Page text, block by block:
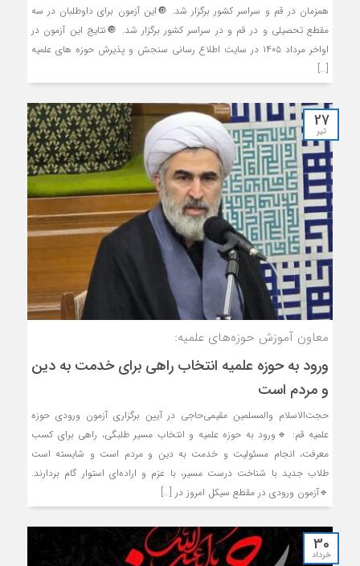
همزمان در قم و سراسر کشور برگزار شد. 🔘این آزمون برای داوطلبان در سه
مقطع تحصیلی و در قم و در سراسر کشور برگزار شد. 🔘نتایج این آزمون در
اواخر مرداد ۱۴۰۵ در سایت اطلاع رسانی سنجش و پذیرش حوزه های علمیه
[…]
27
تیر
معاون آموزش حوزه‌های علمیه:
ورود به حوزه علمیه انتخاب راهی برای خدمت به دین
و مردم است
حجت‌الاسلام والمسلمین مقیمی‌حاجی در آیین برگزاری آزمون ورودی حوزه
علمیه قم: 🔹ورود به حوزه علمیه و انتخاب مسیر طلبگی، راهی برای کسب
معرفت، انجام مسئولیت و خدمت به دین و مردم است و شایسته است
طلاب جدید با شناخت درست مسیر، با عزم و اراده‌ای استوار گام بردارند.
🔹آزمون ورودی در مقطع سیکل امروز در […]
30
خرداد